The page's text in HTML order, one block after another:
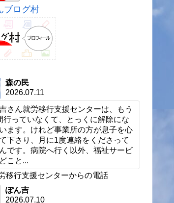
ブログ村
森の民
2026.07.11
さん就労移行支援センターは、もう
行っていなくて、とっくに解除にな
ます。けれど事業所の方が息子を心
下さり、月に1度連絡をくださって
です。病院へ行く以外、福祉サービ
こと...
移行支援センターからの電話
ぽん吉
2026.07.10